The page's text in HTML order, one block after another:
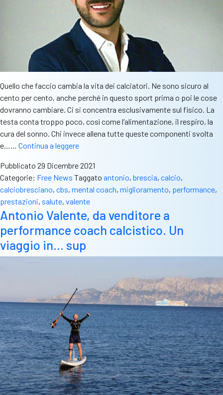
Quello che faccio cambia la vita dei calciatori. Ne sono sicuro al
cento per cento, anche perché in questo sport prima o poi le cose
dovranno cambiare. Ci si concentra esclusivamente sul fisico. La
testa conta troppo poco, così come l’alimentazione, il respiro, la
cura del sonno. Chi invece allena tutte queste componenti svolta
e…… Continua a leggereValente:
calcio
occorre
allenare
anche
mente
e
Chi
emerge”
Pubblicato 29 Dicembre 2021
Categorie: Free News Taggato antonio, brescia, calcio,
calciobresciano, cbs, mental coach, miglioramento, performance,
prestazioni, salute, valente
Antonio Valente, da venditore a
performance coach calcistico. Un
viaggio in… sup